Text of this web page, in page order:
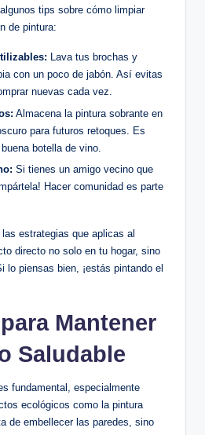
tips sobre cómo limpiar
de pintura:
Lava tus brochas y
con un poco de jabón. Así evitas
nuevas cada vez.
Almacena la pintura sobrante en
para futuros retoques. Es
botella de vino.
Si tienes un amigo vecino que
Hacer comunidad es parte
estrategias que aplicas al
directo no solo en tu hogar, sino
lo piensas bien, ¡estás pintando el
Mantener
Saludable
fundamental, especialmente
ecológicos como la pintura
de embellecer las paredes, sino